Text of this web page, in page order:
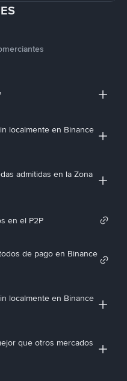
localmente en Binance
admitidas en la Zona
en el P2P
de pago en Binance
localmente en Binance
que otros mercados